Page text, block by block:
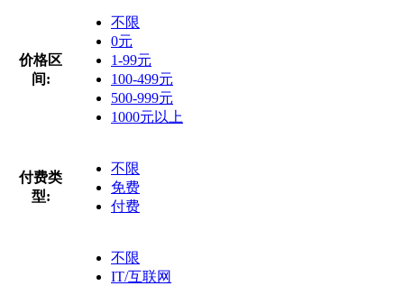
价格区
间:
不限
0元
1-99元
100-499元
500-999元
1000元以上
付费类
型:
不限
免费
付费
不限
IT/互联网